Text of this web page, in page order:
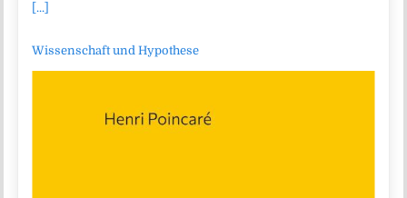
[...]
Wissenschaft und Hypothese